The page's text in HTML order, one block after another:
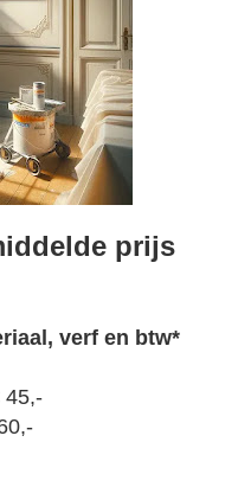
prijs
verf en btw*
45,-